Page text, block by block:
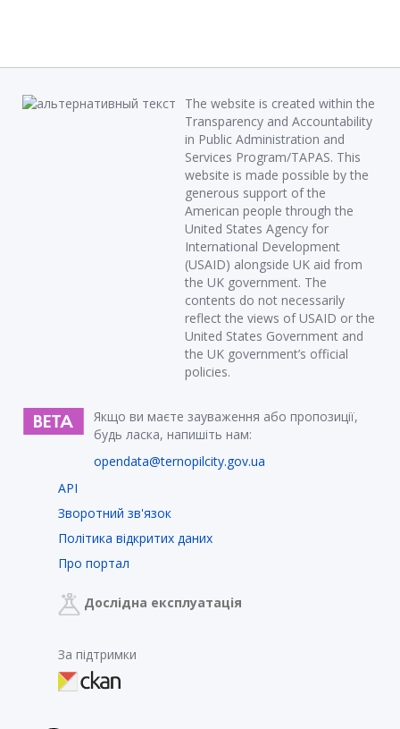
The website is created within the
Transparency and Accountability
in Public Administration and
Services Program/TAPAS. This
website is made possible by the
generous support of the
American people through the
United States Agency for
International Development
(USAID) alongside UK aid from
the UK government. The
contents do not necessarily
reflect the views of USAID or the
United States Government and
the UK government’s official
policies.
Якщо ви маєте зауваження або пропозиції,
будь ласка, напишіть нам:
opendata@ternopilcity.gov.ua
API
Зворотний зв'язок
Політика відкритих даних
Про портал
Дослідна експлуатація
За підтримки